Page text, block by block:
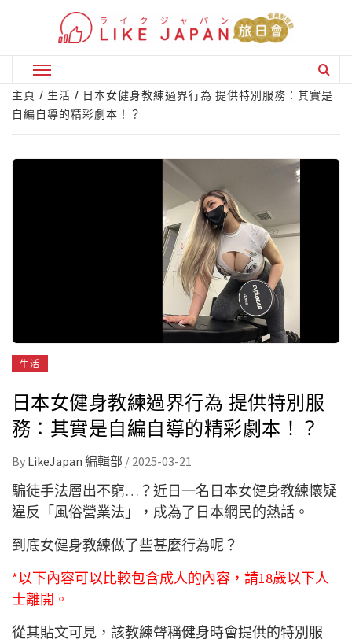
Primary
Menu
主頁 生活
日本女健身教練過界行為 提供特別服務：其實是
自編自導的精彩劇本！？
生活
日本女健身教練過界行為 提供特別服
務：其實是自編自導的精彩劇本！？
By LikeJapan 編輯部 / 2025-03-21
騙徒手法層出不窮…？近日一名日本女健身教練懷疑
違反「風俗營業法」，成為了日本網民的熱話。
到底女健身教練做了些甚麼行為呢？
*以下內容可以比較包含成人的內容，請18歲以下人
士離開。
從其貼文可見，該教練聲稱健身時會提供的特別服